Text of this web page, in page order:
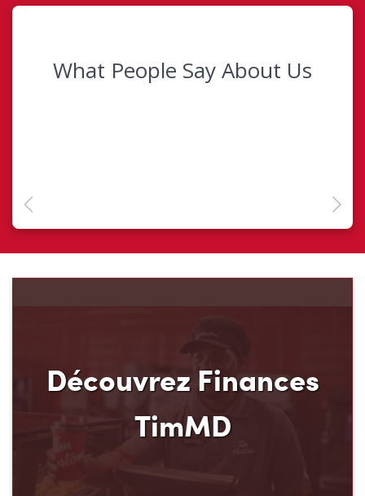
Découvrez Finances
TimMD